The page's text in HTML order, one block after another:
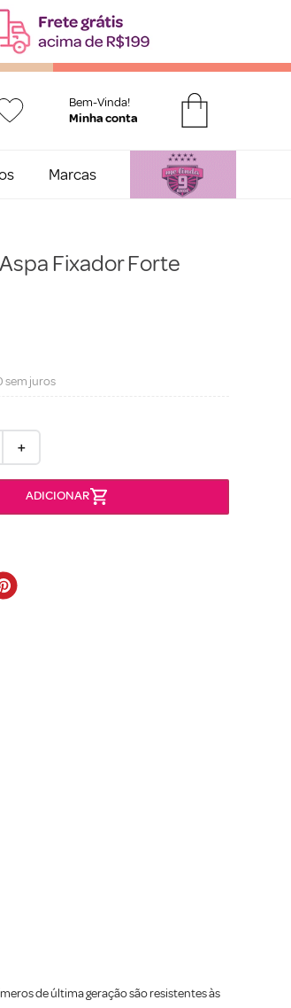
Bem-Vinda!
Marcas
Fixador Forte
sem juros
＋
de última geração são resistentes às